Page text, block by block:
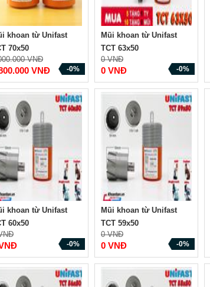
khoan từ Unifast
70x50
VNĐ
VNĐ -0%
Mũi khoan từ Unifast
TCT 63x50
0 VNĐ
0 VNĐ -0%
khoan từ Unifast
60x50
-0%
Mũi khoan từ Unifast
TCT 59x50
0 VNĐ
0 VNĐ -0%